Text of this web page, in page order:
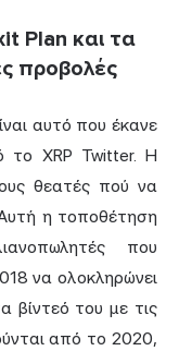
Plan και τα
προβολές
αυτό που έκανε
το XRP Twitter. Η
θεατές πού να
η τοποθέτηση
που
να ολοκληρώνει
βίντεό του με τις
από το 2020,